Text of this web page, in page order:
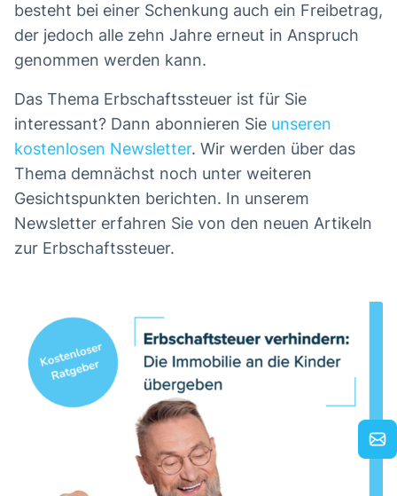
besteht bei einer Schenkung auch ein Freibetrag,
der jedoch alle zehn Jahre erneut in Anspruch
genommen werden kann.
Das Thema Erbschaftssteuer ist für Sie
interessant? Dann abonnieren Sie unseren
kostenlosen Newsletter. Wir werden über das
Thema demnächst noch unter weiteren
Gesichtspunkten berichten. In unserem
Newsletter erfahren Sie von den neuen Artikeln
zur Erbschaftssteuer.